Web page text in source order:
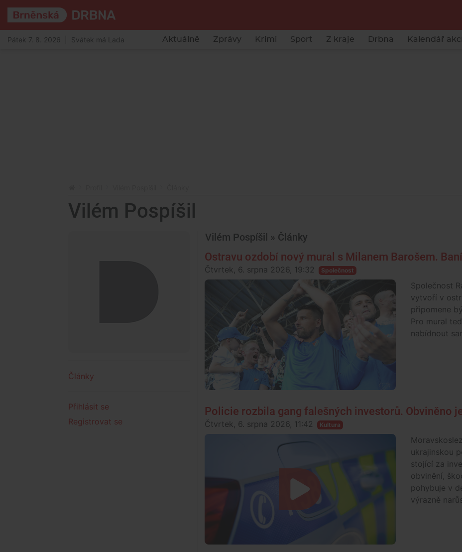
Pátek 7. 8. 2026 | Svátek má Lada Aktuálně Zprávy Krimi Sport Z kraje Drbna Kalendář akcí
Vilém Pospíšil
Články
Přihlásit se
Registrovat se
Vilém Pospíšil » Články
Ostravu ozdobí nový mural s Milanem Barošem.
Čtvrtek, 6. srpna 2026, 19:32 Společnost
Společnost
vytvoří v
připomene
Pro mural
nabídnout
Policie rozbila gang falešných investorů. Obviněno
Čtvrtek, 6. srpna 2026, 11:42 Kultura
ukrajinskou
stojící za
obvinění,
pohybuje v
výrazně